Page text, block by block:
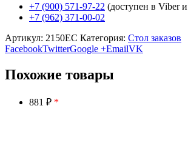
+7 (900) 571-97-22 (доступен в Viber
+7 (962) 371-00-02
Артикул: 2150EC Категория: Стол заказов
FacebookTwitterGoogle +EmailVK
Похожие товары
881 ₽ *